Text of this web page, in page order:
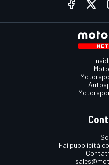
Fai pubblicità